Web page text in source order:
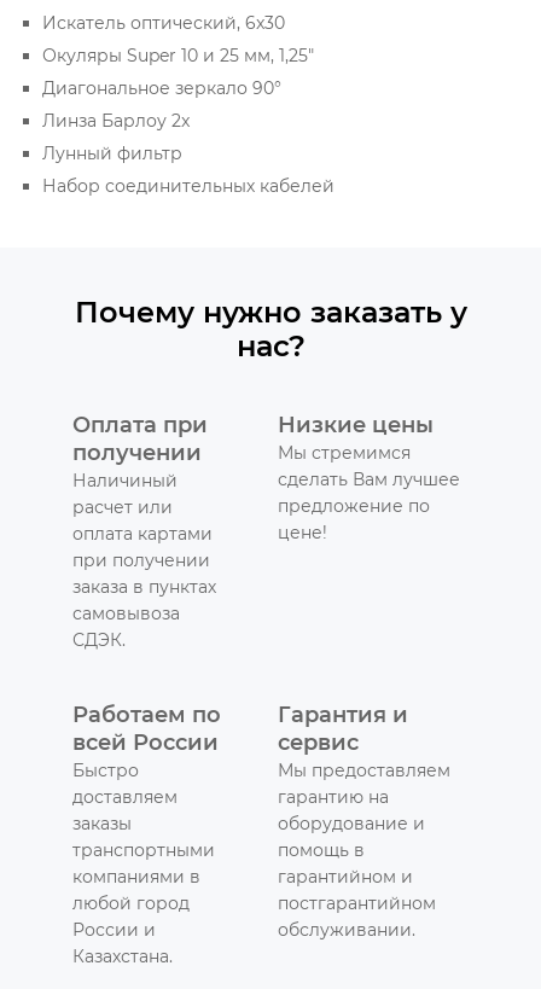
Искатель оптический, 6x30
Окуляры Super 10 и 25 мм, 1,25"
Диагональное зеркало 90°
Линза Барлоу 2x
Лунный фильтр
Набор соединительных кабелей
Почему нужно заказать у
нас?
Оплата при
получении
Наличиный
расчет или
оплата картами
при получении
заказа в пунктах
самовывоза
СДЭК.
Низкие цены
Мы стремимся
сделать Вам лучшее
предложение по
цене!
Работаем по
всей России
Быстро
доставляем
заказы
транспортными
компаниями в
любой город
России и
Казахстана.
Гарантия и
сервис
Мы предоставляем
гарантию на
оборудование и
помощь в
гарантийном и
постгарантийном
обслуживании.